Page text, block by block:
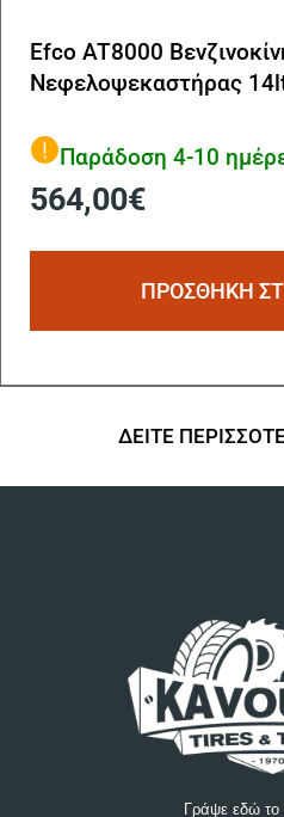
Efco AT8000
Νεφελοψεκαστήρας
Παράδοση 4-10
564,00€
ΠΡΟΣΘΗΚΗ
ΔΕΙΤΕ